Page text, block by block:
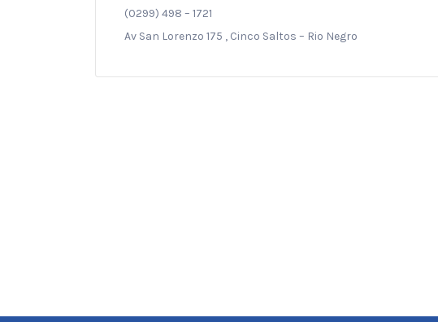
(0299) 498 – 1721
Av San Lorenzo 175 , Cinco Saltos – Rio Negro